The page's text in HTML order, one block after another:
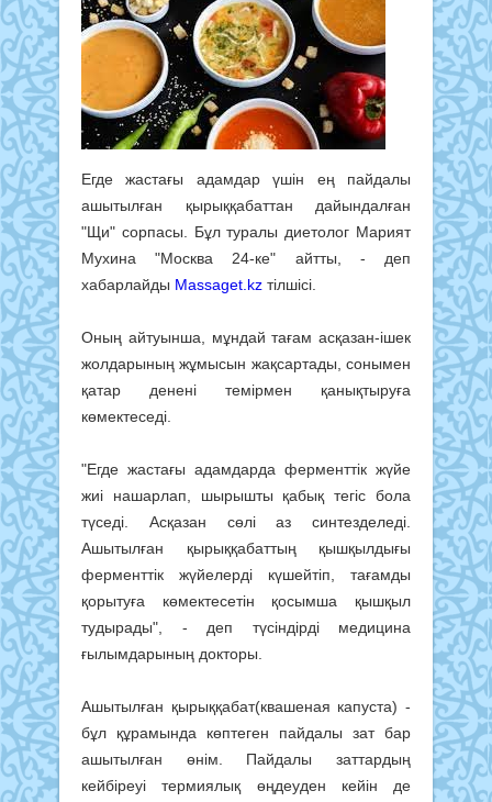
Егде жастағы адамдар үшін ең пайдалы
ашытылған қырыққабаттан дайындалған
"Щи" сорпасы. Бұл туралы диетолог Марият
Мухина "Москва 24-ке" айтты, - деп
хабарлайды Massaget.kz тілшісі.
Оның айтуынша, мұндай тағам асқазан-ішек
жолдарының жұмысын жақсартады, сонымен
қатар денені темірмен қанықтыруға
көмектеседі.
"Егде жастағы адамдарда ферменттік жүйе
жиі нашарлап, шырышты қабық тегіс бола
түседі. Асқазан сөлі аз синтезделеді.
Ашытылған қырыққабаттың қышқылдығы
ферменттік жүйелерді күшейтіп, тағамды
қорытуға көмектесетін қосымша қышқыл
тудырады", - деп түсіндірді медицина
ғылымдарының докторы.
Ашытылған қырыққабат(квашеная капуста) -
бұл құрамында көптеген пайдалы зат бар
ашытылған өнім. Пайдалы заттардың
кейбіреуі термиялық өңдеуден кейін де